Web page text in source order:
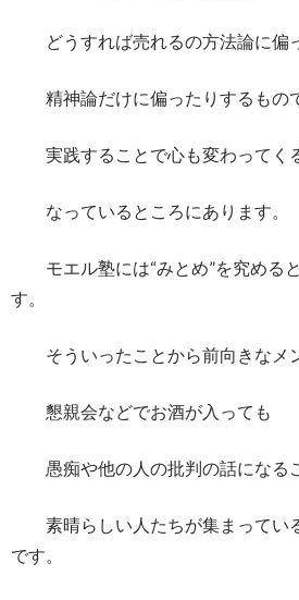
どうすれば売れるの方法論に偏
精神論だけに偏ったりするもの
実践することで心も変わってく
なっているところにあります。
モエル塾には“みとめ”を究める
す。
そういったことから前向きなメ
懇親会などでお酒が入っても
愚痴や他の人の批判の話になるこ
素晴らしい人たちが集まってい
です。